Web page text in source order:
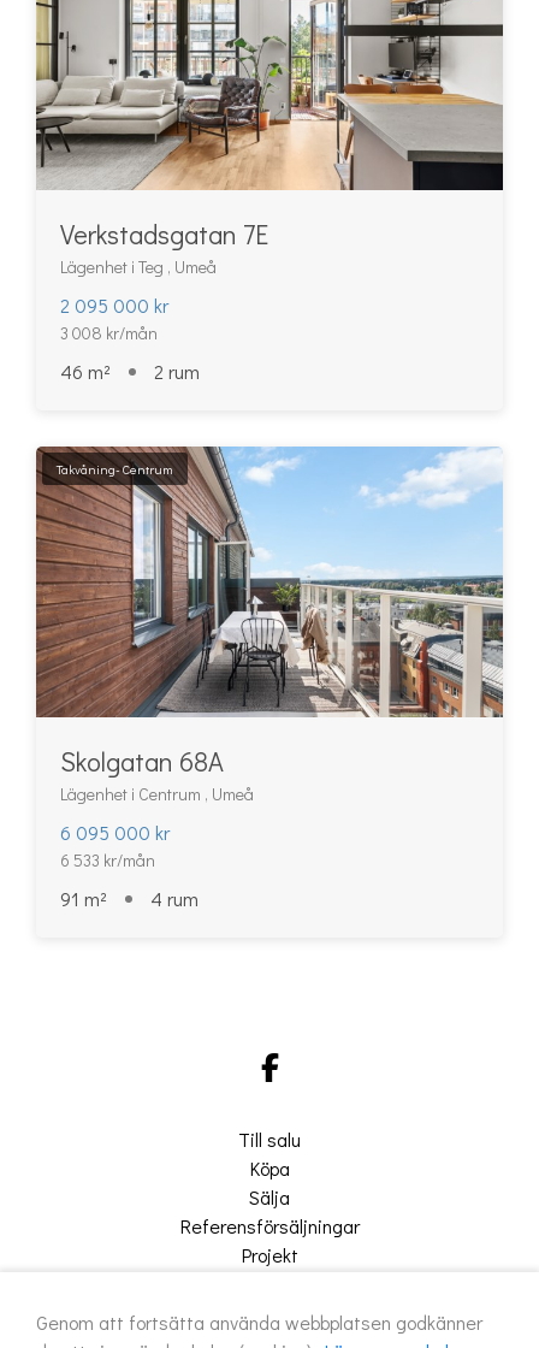
Verkstadsgatan 7E
Lägenhet i Teg , Umeå
2 095 000 kr
3 008 kr/mån
46 m² 2 rum
Takvåning- Centrum
Skolgatan 68A
Lägenhet i Centrum , Umeå
6 095 000 kr
6 533 kr/mån
91 m² 4 rum
Till salu
Köpa
Sälja
Referensförsäljningar
Projekt
Genom att fortsätta använda webbplatsen godkänner